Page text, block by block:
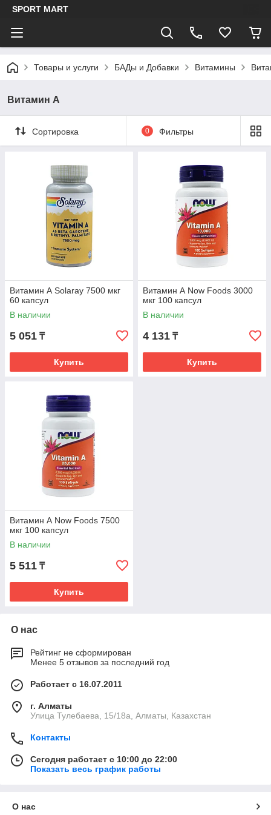
SPORT MART
Товары и услуги БАДы и Добавки Витамины
Витамин А
Сортировка 0 Фильтры
Витамин А Solaray 7500 мкг
60 капсул
В наличии
5 051 ₸
Купить
Витамин А Now Foods 3000
мкг 100 капсул
В наличии
4 131 ₸
Купить
Витамин А Now Foods 7500
мкг 100 капсул
В наличии
5 511 ₸
Купить
О нас
Рейтинг не сформирован
Менее 5 отзывов за последний год
Работает с 16.07.2011
г. Алматы
Улица Тулебаева, 15/18а, Алматы, Казахстан
Контакты
Сегодня работает с 10:00 до 22:00
Показать весь график работы
О нас